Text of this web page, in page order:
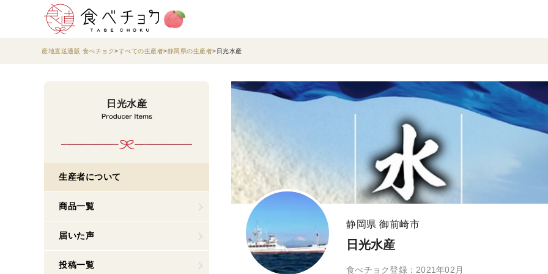
産地直送通販 食べチョク すべての生産者 静岡県の生産者 日光水産
静岡県 御前崎市
日光水産
食べチョク登録：2021年02月
日光水産
生産者について
商品一覧
届いた声
投稿一覧